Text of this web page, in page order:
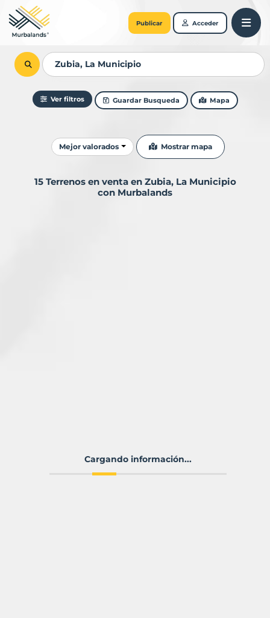
Publicar Acceder
Ver filtros Guardar Busqueda Mapa
Ordenar resultados
Mejor valorados Mostrar mapa
15 Terrenos en venta en Zubia, La Municipio
con Murbalands
Cargando información...